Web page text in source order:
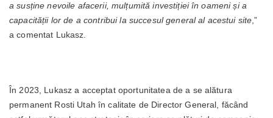
a susține nevoile afacerii, mulțumită investiției în oameni și a
capacității lor de a contribui la succesul general al acestui site,”
a comentat Lukasz.
În 2023, Lukasz a acceptat oportunitatea de a se alătura
permanent Rosti Utah în calitate de Director General, făcând